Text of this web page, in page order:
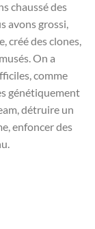
chaussé des
avons grossi,
créé des clones,
On a
comme
génétiquement
détruire un
enfoncer des